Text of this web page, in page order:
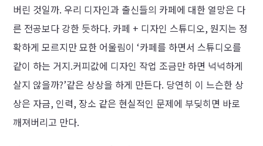
버린 것일까. 우리 디자인과 출신들의 카페에 대한 열망은 다
른 전공보다 강한 듯하다. 카페 + 디자인 스튜디오, 뭔지는 정
확하게 모르지만 묘한 어울림이 ‘카페를 하면서 스튜디오를
같이 하는 거지.커피값에 디자인 작업 조금만 하면 넉넉하게
살지 않을까?’같은 상상을 하게 만든다. 당연히 이 느슨한 상
상은 자금, 인력, 장소 같은 현실적인 문제에 부딪히면 바로
깨져버리고 만다.